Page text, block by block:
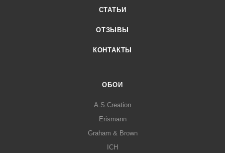
СТАТЬИ
ОТЗЫВЫ
КОНТАКТЫ
ОБОИ
A.S.Creation
Erismann
Graham & Brown
ICH